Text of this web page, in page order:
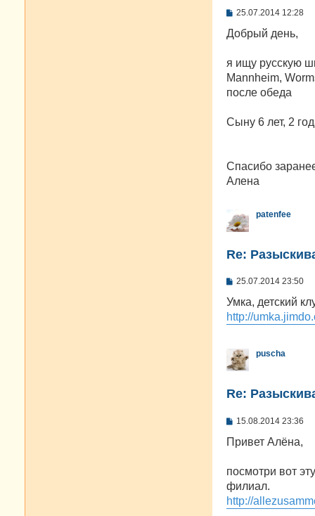
С
о
б
е
и
е
25.07.2014 12:28
Добрый день,
я ищу русскую
Mannheim,
после обеда
Сыну 6 лет, 2
Спасибо
Алена
patenfee
Re:
С
о
щ
и
е
25.07.2014 23:50
Умка, детский
http://
puscha
Re:
С
о
б
е
и
е
15.08.2014 23:36
Привет Алёна,
посмотри вот
филиал.
http://